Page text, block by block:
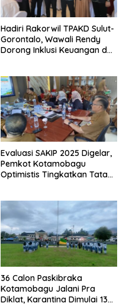
Hadiri Rakorwil TPAKD Sulut-
Gorontalo, Wawali Rendy
Dorong Inklusi Keuangan dan
Evaluasi SAKIP 2025 Digelar,
Pemkot Kotamobagu
Optimistis Tingkatkan Tata
36 Calon Paskibraka
Kotamobagu Jalani Pra
Diklat, Karantina Dimulai 13